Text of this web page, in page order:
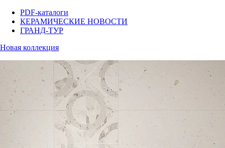
PDF-каталоги
КЕРАМИЧЕСКИЕ НОВОСТИ
ГРАНД-ТУР
Новая коллекция